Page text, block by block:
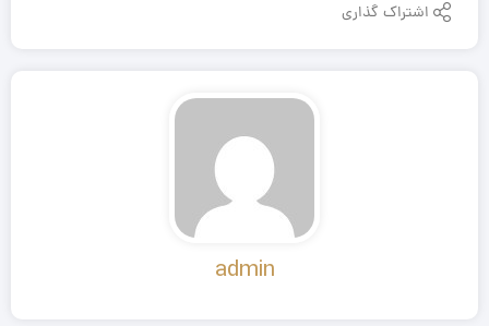
اشتراک گذاری
admin